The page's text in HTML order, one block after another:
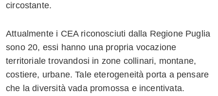
circostante.
Attualmente i CEA riconosciuti dalla Regione Puglia
sono 20, essi hanno una propria vocazione
territoriale trovandosi in zone collinari, montane,
costiere, urbane. Tale eterogeneità porta a pensare
che la diversità vada promossa e incentivata.